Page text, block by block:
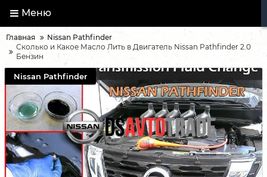
Меню
Главная
Nissan Pathfinder
Сколько и Какое Масло Лить в Двигатель Nissan Pathfinder 2.0
Бензин
Nissan Pathfinder